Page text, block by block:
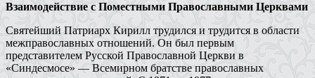
Взаимодействие с Поместными Православными Церквами
Святейший Патриарх Кирилл трудился и трудится в области
межправославных отношений. Он был первым
представителем Русской Православной Церкви в
«Синдесмосе» — Всемирном братстве православных